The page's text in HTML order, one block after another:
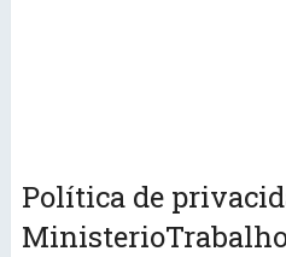
Política de